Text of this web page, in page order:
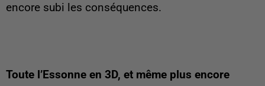
encore subi les conséquences.
Toute l’Essonne en 3D, et même plus encore